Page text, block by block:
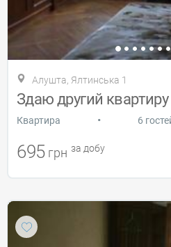
Алушта, Ялтинська 1
Здаю другий квартиру
Квартира • 6
695 грн за добу